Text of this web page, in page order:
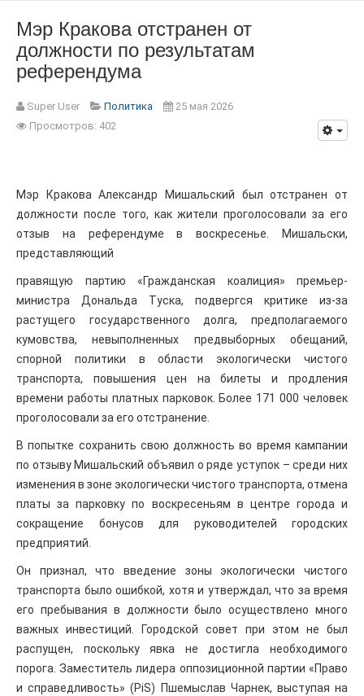
Мэр Кракова отстранен от
должности по результатам
референдума
Super User Политика
25 мая 2026
Просмотров: 402
Мэр Кракова Александр Мишальский был отстранен от
должности после того, как жители проголосовали за его
отзыв на референдуме в воскресенье. Мишальски,
представляющий
правящую партию «Гражданская коалиция» премьер-
министра Дональда Туска, подвергся критике из-за
растущего государственного долга, предполагаемого
кумовства, невыполненных предвыборных обещаний,
спорной политики в области экологически чистого
транспорта, повышения цен на билеты и продления
времени работы платных парковок. Более 171 000 человек
проголосовали за его отстранение.
В попытке сохранить свою должность во время кампании
по отзыву Мишальский объявил о ряде уступок – среди них
изменения в зоне экологически чистого транспорта, отмена
платы за парковку по воскресеньям в центре города и
сокращение бонусов для руководителей городских
предприятий.
Он признал, что введение зоны экологически чистого
транспорта было ошибкой, хотя и утверждал, что за время
его пребывания в должности было осуществлено много
важных инвестиций. Городской совет при этом не был
распущен, поскольку явка не достигла необходимого
порога. Заместитель лидера оппозиционной партии «Право
и справедливость» (PiS) Пшемыслав Чарнек, выступая на